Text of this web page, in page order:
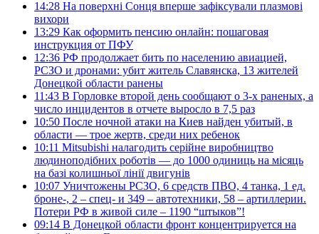
14:28 На поверхні Сонця вперше зафіксували плазмові
вихори
13:29 Как оформить пенсию онлайн: пошаговая
инструкция от ПФУ
12:36 РФ продолжает бить по населению авиацией,
РСЗО и дронами: убит житель Славянска, 13 жителей
Донецкой области ранены
11:43 В Горловке второй день сообщают о 3-х раненых, а
число инцидентов в отчете выросло в 7,5 раз
10:50 После ночной атаки на Киев найден убитый, в
области — трое жертв, среди них ребенок
10:11 Mitsubishi налагодить серійне виробництво
людиноподібних роботів — до 1000 одиниць на місяць
на базі колишньої лінії двигунів
10:07 Уничтожены РСЗО, 6 средств ПВО, 4 танка, 1 ед.
броне-, 2 – спец- и 349 – автотехники, 58 – артиллерии.
Потери РФ в живой силе – 1190 “штыков”!
09:14 В Донецкой области фронт концентрируется на